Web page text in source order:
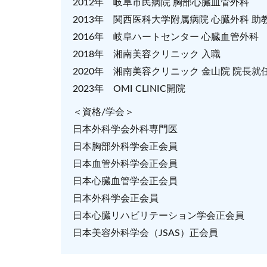
2012年 岐阜市民病院 胸部心臓血管外科
2013年 関西医科大学附属病院 心臓外科 助
2016年 岐阜ハートセンター 心臓血管外科
2018年 湘南美容クリニック 入職
2020年 湘南美容クリニック 金山院 院長就
2023年 OMI CLINIC開院
＜資格/学会＞
日本外科学会外科専門医
日本胸部外科学会正会員
日本血管外科学会正会員
日本心臓血管学会正会員
日本外科学会正会員
日本心臓リハビリテーション学会正会員
日本美容外科学会（JSAS）正会員